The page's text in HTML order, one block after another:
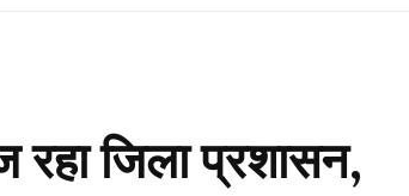
जिला प्रशासन,